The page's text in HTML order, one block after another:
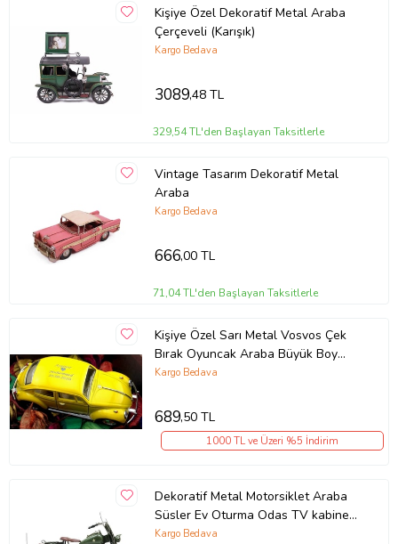
Kişiye Özel Dekoratif Metal Araba
Çerçeveli (Karışık)
Kargo Bedava
3089,48 TL
329,54 TL'den Başlayan Taksitlerle
Vintage Tasarım Dekoratif Metal
Araba
Kargo Bedava
666,00 TL
71,04 TL'den Başlayan Taksitlerle
Kişiye Özel Sarı Metal Vosvos Çek
Bırak Oyuncak Araba Büyük Boy
Uzun Model Sarı
Kargo Bedava
689,50 TL
1000 TL ve Üzeri %5 İndirim
Dekoratif Metal Motorsiklet Araba
Süsler Ev Oturma Odas TV kabine
Masaüstü Ofis Dekorasyon
Kargo Bedava